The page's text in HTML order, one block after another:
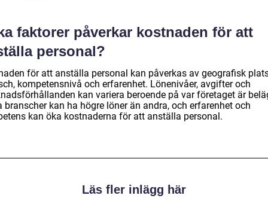
faktorer påverkar kostnaden för att
personal?
för att anställa personal kan påverkas av geografisk
kompetensnivå och erfarenhet. Lönenivåer, avgifter och
kan variera beroende på var företaget är
branscher kan ha högre löner än andra, och erfarenhet och
kan öka kostnaderna för att anställa personal.
Läs fler inlägg här